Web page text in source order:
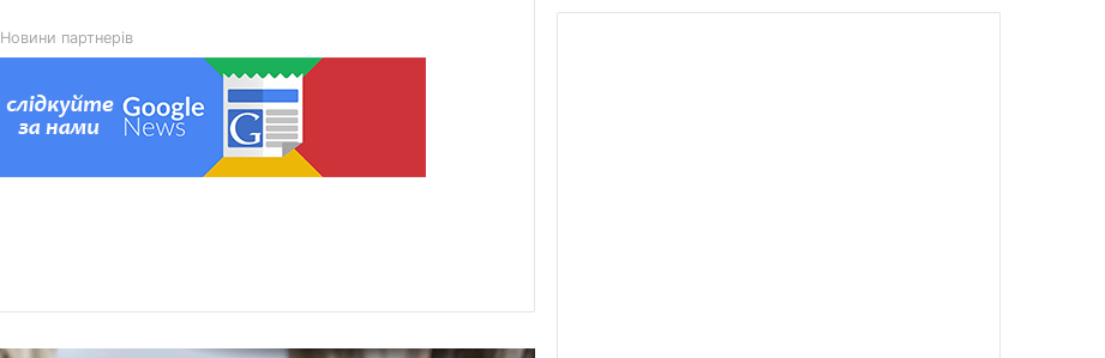
Новини партнерів
На Львівщині розпочали прийом
документів на відшкодування
вартості племінних нетелей
У Нагуєвичах відкрили виставку до
виплати 5 000 грн на «Пакунок